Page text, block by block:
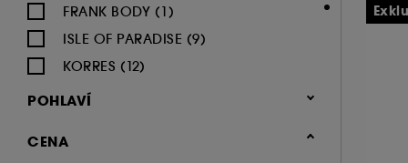
FRANK BODY (1)
ISLE OF PARADISE (9)
KORRES (12)
LANCASTER (30)
MOKOSH (36)
POHLAVÍ
Ženy (278)
CENA